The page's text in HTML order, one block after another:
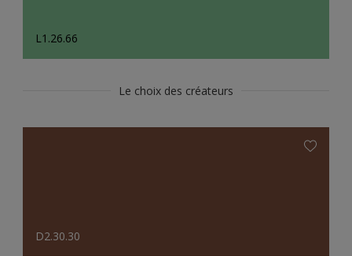
L1.26.66
Le choix des créateurs
D2.30.30